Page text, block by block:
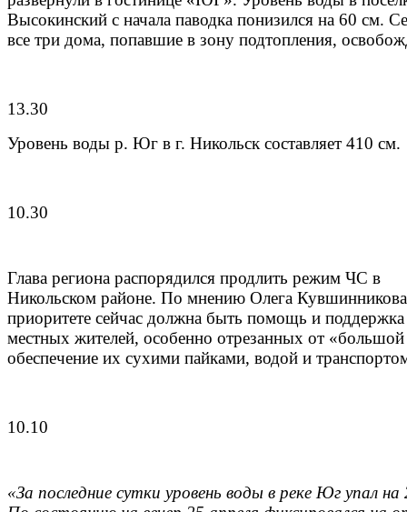
Высокинский с начала паводка понизился на 60 см.
все три дома, попавшие в зону подтопления,
13.30
Уровень воды р. Юг в г. Никольск cоставляет 410 см.
10.30
Глава региона распорядился продлить режим ЧС в
Никольском районе. По мнению Олега
приоритете сейчас должна быть помощь и поддержка
местных жителей, особенно отрезанных от
обеспечение их сухими пайками, водой и
10.10
«За последние сутки уровень воды в реке Юг упал на